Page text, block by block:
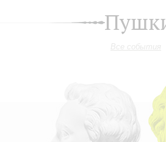
Все события